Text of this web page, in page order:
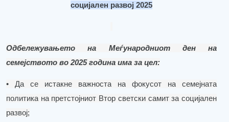
социјален развој 2025
Одбележувањето на Меѓународниот ден на
семејството во 2025 година има за цел:
• Да се истакне важноста на фокусот на
семејната
политика на претстојниот Втор светски самит за социјален
развој;